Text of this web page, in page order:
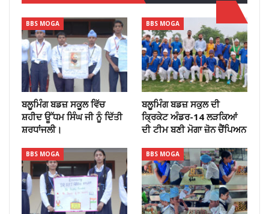
BBS MOGA
ਬਲੂਮਿੰਗ ਬਡਜ਼ ਸਕੂਲ ਵਿੱਚ
ਸ਼ਹੀਦ ਊੱਧਮ ਸਿੰਘ ਜੀ ਨੂੰ ਦਿੱਤੀ
ਸ਼ਰਧਾਂਜਲੀ।
BBS MOGA
ਬਲੂਮਿੰਗ ਬਡਜ਼ ਸਕੁਲ ਦੀ
ਕ੍ਰਿਕੇਟ ਅੰਡਰ-14 ਲੜਕਿਆਂ
ਦੀ ਟੀਮ ਬਣੀ ਮੋਗਾ ਜ਼ੋਨ ਚੈਂਪਿਅਨ
BBS MOGA BBS MOGA